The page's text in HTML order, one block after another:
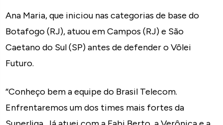
Ana Maria, que iniciou nas categorias de base do
Botafogo (RJ), atuou em Campos (RJ) e São
Caetano do Sul (SP) antes de defender o Vôlei
Futuro.
“Conheço bem a equipe do Brasil Telecom.
Enfrentaremos um dos times mais fortes da